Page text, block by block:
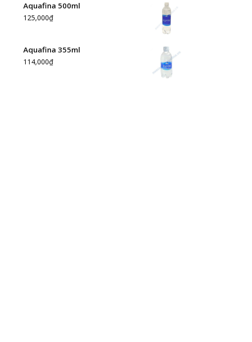
Aquafina 500ml
125,000₫
Aquafina 355ml
114,000₫